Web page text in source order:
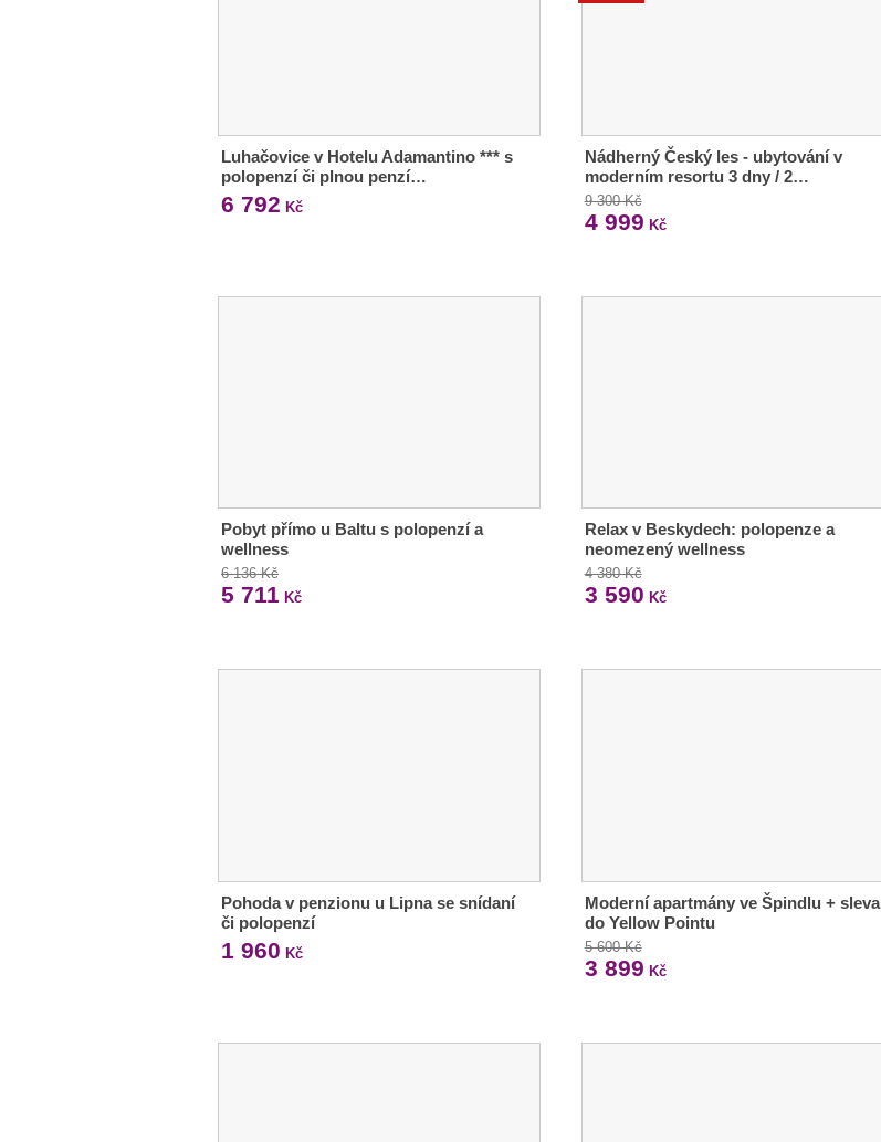
Luhačovice v Hotelu Adamantino *** s
polopenzí či plnou penzí…
6 792 Kč
Nádherný Český les - ubytování v
moderním resortu 3 dny / 2…
9 300 Kč
4 999 Kč
Pobyt přímo u Baltu s polopenzí a
wellness
6 136 Kč
5 711 Kč
Relax v Beskydech: polopenze a
neomezený wellness
4 380 Kč
3 590 Kč
Pohoda v penzionu u Lipna se snídaní
či polopenzí
1 960 Kč
Moderní apartmány ve Špindlu + sleva
do Yellow Pointu
5 600 Kč
3 899 Kč